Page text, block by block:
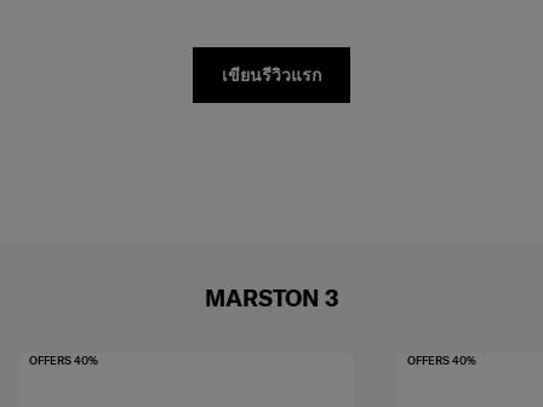
เขียนรีวิวแรก
MARSTON 3
OFFERS 40% OFFERS 40%